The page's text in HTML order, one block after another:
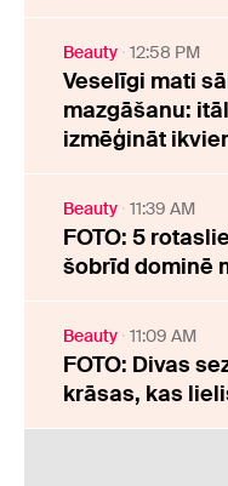
Beauty 12:58 PM
Veselīgi mati
mazgāšanu:
izmēģināt
Beauty 11:39 AM
FOTO: 5
šobrīd dominē
Beauty 11:09 AM
FOTO: Divas
krāsas, kas